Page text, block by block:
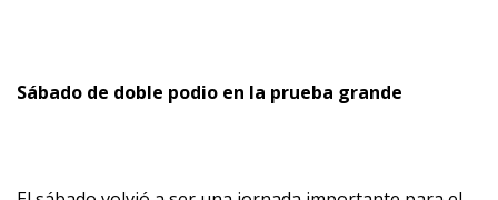
Sábado de doble podio en la prueba grande